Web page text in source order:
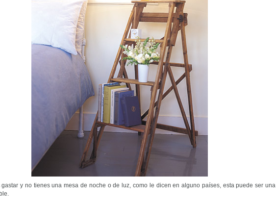
y no tienes una mesa de noche o de luz, como le dicen en alguno países, esta puede ser una